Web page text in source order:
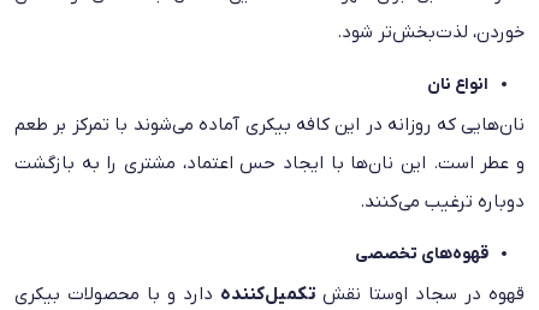
خوردن، لذت‌بخش‌تر شود.
انواع نان‌
نان‌هایی که روزانه در این کافه بیکری آماده می‌شوند با تمرکز بر طعم
و عطر است. این نان‌ها با ایجاد حس اعتماد، مشتری را به بازگشت
دوباره ترغیب می‌کنند.
قهوه‌های تخصصی
قهوه در سجاد اوستا نقش تکمیل‌کننده دارد و با محصولات بیکری